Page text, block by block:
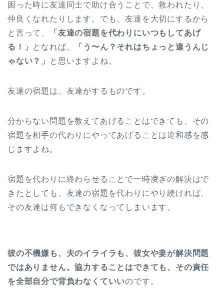
困った時に友達同士で助け合うことで、救われたり、
仲良くなれたりします。でも、友達を大切にするから
と言って、
「友達の宿題を代わりにいつもしてあげ
る！」
となれば、
「う〜ん？それはちょっと違うんじ
ゃない？」
と思いますよね。
友達の宿題は、友達がするものです。
分からない問題を教えてあげることはできても、その
宿題を相手の代わりにやってあげることは違和感を感
じますよね。
宿題を代わりに終わらせることで一時凌ぎの解決はで
きたとしても、友達の宿題を代わりにやり続ければ、
その友達は何もできなくなってしまいます。
彼の不機嫌も、夫のイライラも、彼女や妻が解決問題
ではありません。協力することはできても、その責任
を全部自分で背負わなくていいのです。